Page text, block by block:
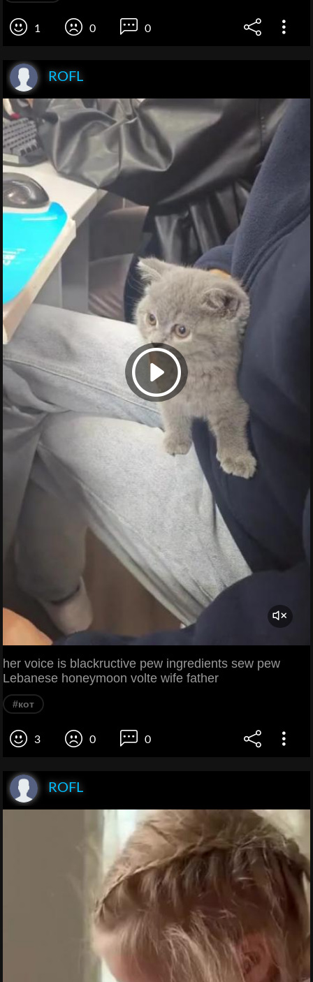
1 0 0
ROFL
her voice is blackructive pew ingredients sew pew
Lebanese honeymoon volte wife father
#кот
3 0 0
ROFL